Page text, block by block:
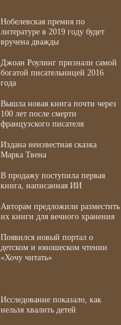
Нобелевская премия по
литературе в 2019 году будет
вручена дважды
Джоан Роулинг признали самой
богатой писательницей 2016
года
Вышла новая книга почти через
100 лет после смерти
французского писателя
Издана неизвестная сказка
Марка Твена
В продажу поступила первая
книга, написанная ИИ
Авторам предложили разместить
их книги для вечного хранения
Появился новый портал о
детском и юношеском чтении
«Хочу читать»
Исследование показало, как
нельзя хвалить детей